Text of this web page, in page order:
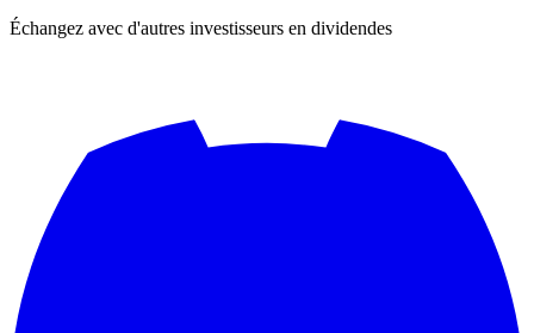
Échangez avec d'autres investisseurs en dividendes